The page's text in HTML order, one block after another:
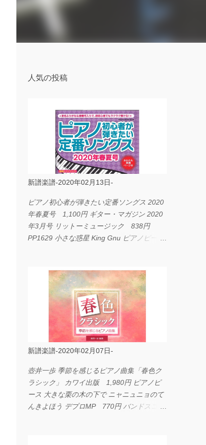
人気の投稿
新譜楽譜-2020年02月13日-
ピアノ初心者が弾きたい定番ソングス 2020
年春夏号 1,100円 ギター・マガジン 2020
年3月号 リットーミュージック 838円
PP1629 小さな惑星 King Gnu ピアノピース
LOVE... Official髭男dism バンドピース フェ
アリー 825円
新譜楽譜-2020年02月07日-
壺井一歩 季節を感じるピアノ曲集「春色ク
ラシック」 カワイ出版 1,980円 ピアノピ
ース 大きな栗の木の下で ニャニュニョのて
んきよほう デプロMP 770円 バンドスコア